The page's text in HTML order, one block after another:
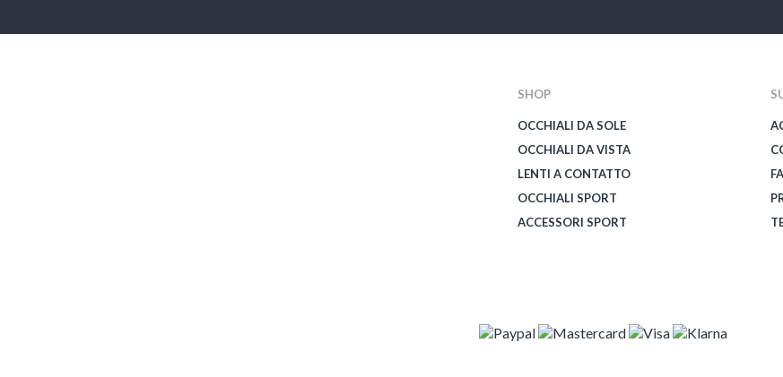
SHOP
OCCHIALI DA SOLE
OCCHIALI DA VISTA
LENTI A CONTATTO
OCCHIALI SPORT
ACCESSORI SPORT